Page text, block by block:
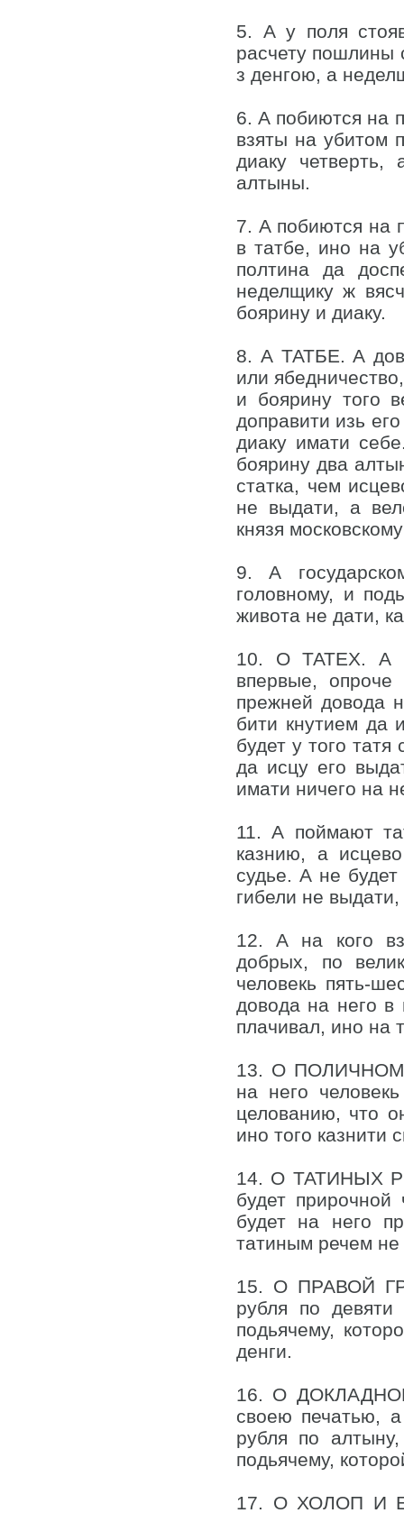
5. А у поля
расчету пошлины
з денгою, а
6. А побиются на
взяты на убитом
диаку
алтыны.
7. А побиются на
в татбе, ино на
полтина да
неделщику ж
боярину и диаку.
8. А ТАТБЕ. А
или
и боярину того
доправити изь
диаку имати
боярину два
статка, чем
не выдати, а
князя
9. А
головному, и
живота не дати,
10. О ТАТЕХ. А
впервые,
прежней довода
бити кнутием да
будет у того
да исцу его
имати ничего на
11. А поймают
казнию, а
судье. А не
гибели не
12. А на кого
добрых, по
человекь пять-
довода на него в
плачивал, ино на
13. О ПОЛИЧНОМ.
на него
целованию, что
ино того казнити
14. О ТАТИНЫХ
будет
будет на него
татиным речем не
15. О ПРАВОЙ
рубля по
подьячему,
денги.
16. О
своею печатью,
рубля по
подьячему,
17. О ХОЛОП И